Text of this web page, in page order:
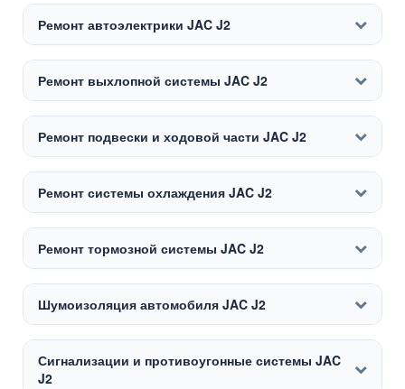
Ремонт автоэлектрики JAC J2
Ремонт выхлопной системы JAC J2
Ремонт подвески и ходовой части JAC J2
Ремонт системы охлаждения JAC J2
Ремонт тормозной системы JAC J2
Шумоизоляция автомобиля JAC J2
Сигнализации и противоугонные системы JAC
J2